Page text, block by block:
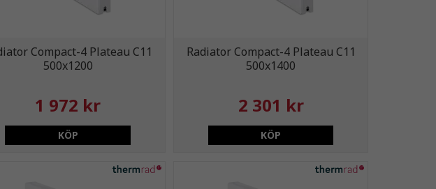
Compact-4 Plateau C11
500x1200
1 972 kr
KÖP
Radiator Compact-4 Plateau C11
500x1400
2 301 kr
KÖP